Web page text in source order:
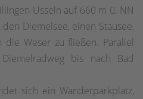
Usseln auf 660 m ü. NN
Diemelsee, einen Stausee,
Weser zu fließen. Parallel
bis nach Bad
sich ein Wanderparkplatz,